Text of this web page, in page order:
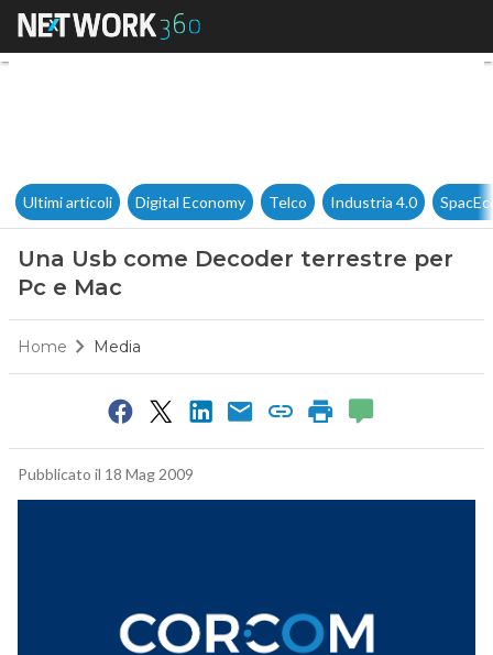
Una Usb come Decoder
Ultimi articoli Digital Economy Telco Industria 4.0
Una Usb come Decoder terrestre per
Pc e Mac
Home Media
Pubblicato il 18 Mag 2009